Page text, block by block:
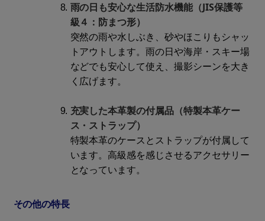
雨の日も安心な生活防水機能（JIS保護等
級４：防まつ形）
突然の雨や水しぶき、砂やほこりもシャッ
トアウトします。雨の日や海岸・スキー場
などでも安心して使え、撮影シーンを大き
く広げます。
充実した本革製の付属品（特製本革ケー
ス・ストラップ）
特製本革のケースとストラップが付属して
います。高級感を感じさせるアクセサリー
となっています。
その他の特長